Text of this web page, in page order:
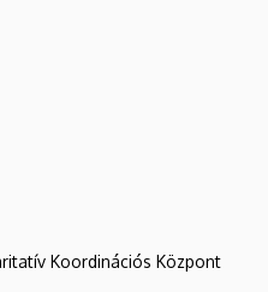
Koordinációs Központ